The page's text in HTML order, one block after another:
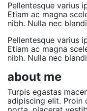
Pellentesque varius
Etiam ac magna
nibh. Nulla nec
Pellentesque varius
Etiam ac magna
nibh. Nulla nec
about me
Turpis egastas
adipiscing elit. Proin